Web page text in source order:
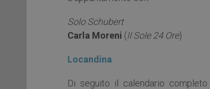
Solo Schubert
Carla Moreni (Il Sole 24 Ore)
Locandina
Di seguito il calendario